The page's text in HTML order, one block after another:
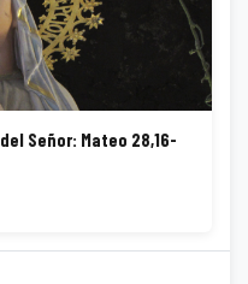
del Señor: Mateo 28,16-